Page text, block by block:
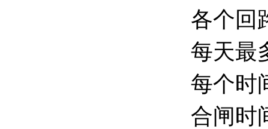
各个回
每天最
每个时
合闸时